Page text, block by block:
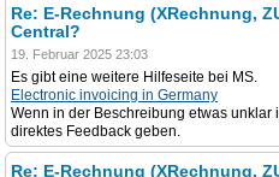
Re: E-Rechnung (XRechnung,
Central?
19. Februar 2025 23:03
Es gibt eine weitere Hilfeseite bei MS.
Electronic invoicing in Germany
Wenn in der Beschreibung etwas unklar
direktes Feedback geben.
Re: E-Rechnung (XRechnung,